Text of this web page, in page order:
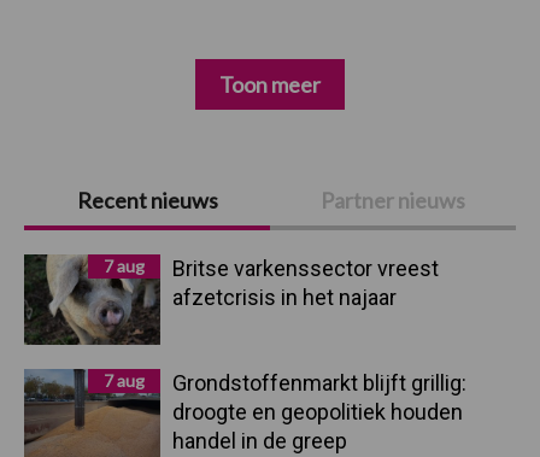
Primaire
Sidebar
Recent nieuws Partner nieuws
7 aug
Britse varkenssector vreest
afzetcrisis in het najaar
7 aug
Grondstoffenmarkt blijft grillig:
droogte en geopolitiek houden
handel in de greep
Toon meer